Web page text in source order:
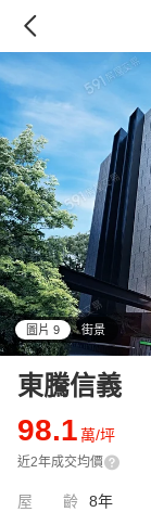
圖片 9 街景
東騰信義
98.1萬/坪
近2年成交均價
屋齡 8年